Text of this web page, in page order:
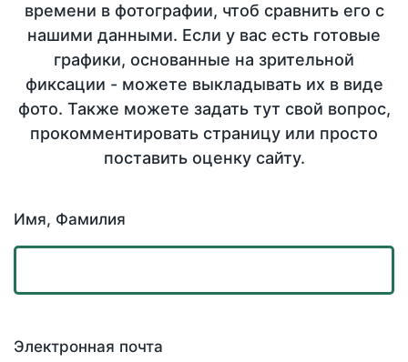
времени в фотографии, чтоб сравнить его с
нашими данными. Если у вас есть готовые
графики, основанные на зрительной
фиксации - можете выкладывать их в виде
фото. Также можете задать тут свой вопрос,
прокомментировать страницу или просто
поставить оценку сайту.
Имя, Фамилия
Электронная почта